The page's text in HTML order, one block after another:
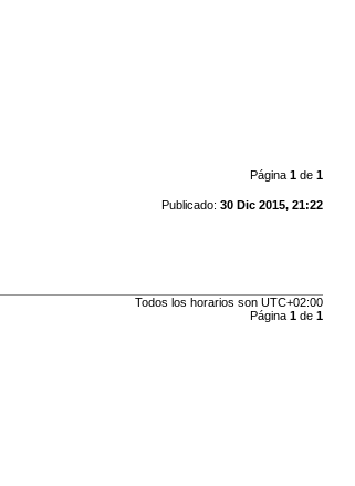
Página 1de 1
Publicado: 30 Dic 2015, 21:22
Todos los horarios son UTC+02:00
Página 1de 1